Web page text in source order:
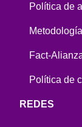
Política de
Metodología
Fact-
Política de
REDES